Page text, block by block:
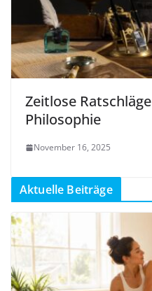
Zeitlose
Philosophie
November 16, 2025
Aktuelle Beiträge